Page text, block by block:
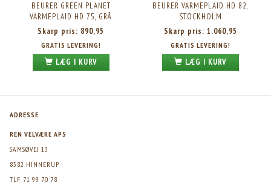
BEURER GREEN PLANET
VARMEPLAID HD 75, GRÅ
Skarp pris: 890,95
GRATIS LEVERING!
LÆG I KURV
BEURER VARMEPLAID HD 82,
STOCKHOLM
Skarp pris: 1.060,95
GRATIS LEVERING!
LÆG I KURV
ADRESSE
REN VELVÆRE APS
SAMSØVEJ 13
8382 HINNERUP
TLF. 71 99 70 78